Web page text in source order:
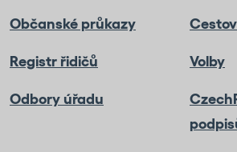
Občanské průkazy
Registr řidičů Volby
Odbory úřadu